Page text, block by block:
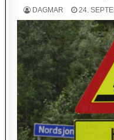
DAGMAR 24.